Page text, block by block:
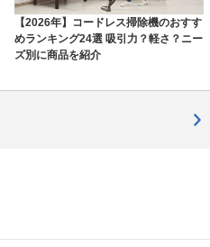
【2026年】コードレス掃除機のおすす
めランキング24選 吸引力？軽さ？ニー
ズ別に商品を紹介